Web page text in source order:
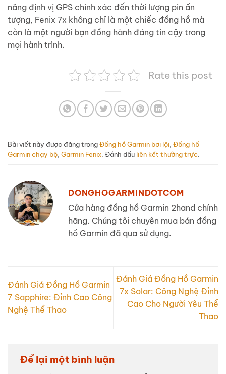
năng định vị GPS chính xác đến thời lượng pin ấn
tượng, Fenix 7x không chỉ là một chiếc đồng hồ mà
còn là một người bạn đồng hành đáng tin cậy trong
mọi hành trình.
Rate this post
Bài viết này được đăng trongĐồng hồ Garmin bơi lội Đồng hồ
Garmin chạy bộ Garmin Fenix . Đánh dấu liên kết thường trực
DONGHOGARMINDOTCOM
Cửa hàng đồng hồ Garmin 2hand chính
hãng. Chúng tôi chuyên mua bán đồng
hồ Garmin đã qua sử dụng.
Đánh Giá Đồng Hồ Garmin
7 Sapphire: Đỉnh Cao Công
Nghệ Thể Thao
Đánh Giá Đồng Hồ Garmin
7x Solar: Công Nghệ Đỉnh
Cao Cho Người Yêu Thể
Thao
Để lại một bình luận